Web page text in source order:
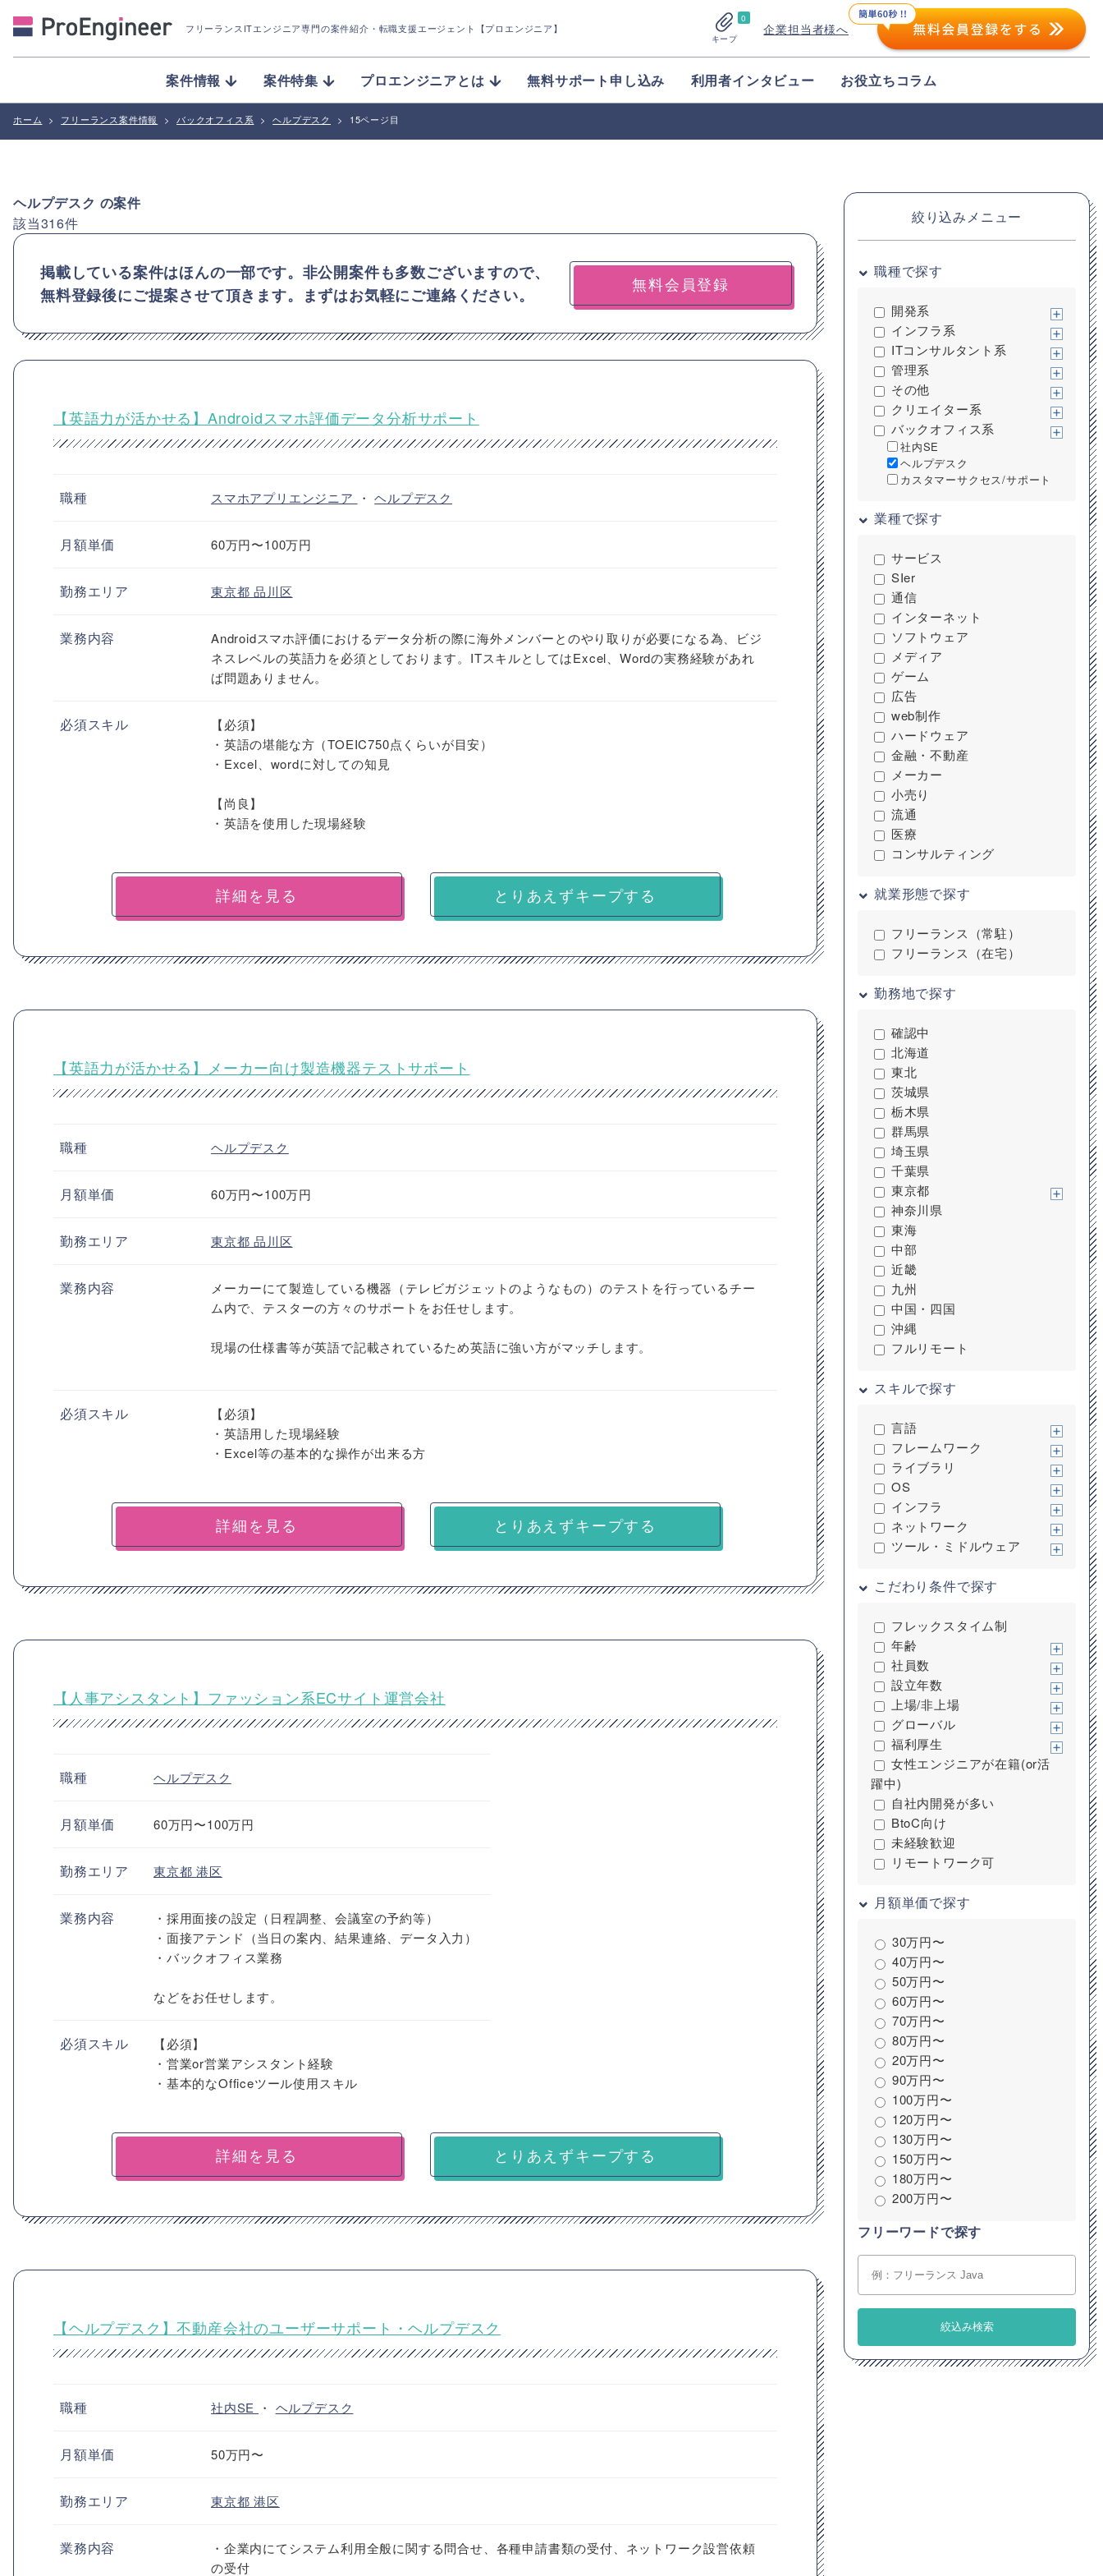
フリーランスITエンジニア専門の案件紹介 ・転職支援エージェント【プロエンジニア】
0
キープ
企業担当者様へ
案件情報 案件特集 プロエンジニアとは 無料サポート申し込み 利用者インタビュー お役立ちコラム
ホーム > フリーランス案件情報 > バックオフィス系 > ヘルプデスク > 15ページ目
ヘルプデスク の案件
該当316件
掲載している案件はほんの一部です。非公開案件も多数ございますので、
無料登録後にご提案させて頂きます。まずはお気軽にご連絡ください。
無料会員登録
【英語力が活かせる】Androidスマホ評価データ分析サポート
職種 スマホアプリエンジニア ・ヘルプデスク
月額単価 60万円〜100万円
勤務エリア 東京都品川区
業務内容
Androidスマホ評価におけるデータ分析の際に海外メンバーとのやり取りが必要になる為、ビジ
ネスレベルの英語力を必須としております。ITスキルとしてはExcel、Wordの実務経験があれ
ば問題ありません。
必須スキル
【必須】
・英語の堪能な方（TOEIC750点くらいが目安）
・Excel、wordに対しての知見
【尚良】
・英語を使用した現場経験
詳細を見る とりあえずキープする
【英語力が活かせる】メーカー向け製造機器テストサポート
職種 ヘルプデスク
月額単価 60万円〜100万円
勤務エリア 東京都品川区
業務内容
メーカーにて製造している機器（テレビガジェットのようなもの）のテストを行っているチー
ム内で、テスターの方々のサポートをお任せします。
現場の仕様書等が英語で記載されているため英語に強い方がマッチします。
必須スキル
【必須】
・英語用した現場経験
・Excel等の基本的な操作が出来る方
詳細を見る とりあえずキープする
【人事アシスタント】ファッション系ECサイト運営会社
職種 ヘルプデスク
月額単価 60万円〜100万円
勤務エリア 東京都港区
業務内容
・採用面接の設定（日程調整、会議室の予約等）
・面接アテンド（当日の案内、結果連絡、データ入力）
・バックオフィス業務
などをお任せします。
必須スキル
【必須】
・営業or営業アシスタント経験
・基本的なOfficeツール使用スキル
詳細を見る とりあえずキープする
【ヘルプデスク】不動産会社のユーザーサポート・ヘルプデスク
職種 社内SE ・ ヘルプデスク
月額単価 50万円〜
勤務エリア 東京都港区
業務内容
・企業内にてシステム利用全般に関する問合せ、各種申請書類の受付、ネットワーク設営依頼
の受付
絞り込みメニュー
職種で探す
開発系
インフラ系
ITコンサルタント系
管理系
その他
クリエイター系
バックオフィス系
社内SE
ヘルプデスク
カスタマーサクセス/サポート
業種で探す
サービス
SIer
通信
インターネット
ソフトウェア
メディア
ゲーム
広告
web制作
ハードウェア
金融・不動産
メーカー
小売り
流通
医療
コンサルティング
就業形態で探す
フリーランス（常駐）
フリーランス（在宅）
勤務地で探す
確認中
北海道
東北
茨城県
栃木県
群馬県
埼玉県
千葉県
東京都
神奈川県
東海
中部
近畿
九州
中国・四国
沖縄
フルリモート
スキルで探す
言語
フレームワーク
ライブラリ
OS
インフラ
ネットワーク
ツール・ミドルウェア
こだわり条件で探す
フレックスタイム制
年齢
社員数
設立年数
上場/非上場
グローバル
福利厚生
女性エンジニアが在籍(or活
躍中)
自社内開発が多い
BtoC向け
未経験歓迎
リモートワーク可
月額単価で探す
30万円〜
40万円〜
50万円〜
60万円〜
70万円〜
80万円〜
20万円〜
90万円〜
100万円〜
120万円〜
130万円〜
150万円〜
180万円〜
200万円〜
フリーワードで探す